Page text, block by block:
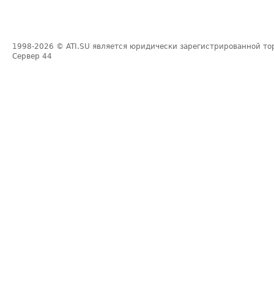
1998-2026 © ATI.SU является юридически зарегистрированной
Сервер 44